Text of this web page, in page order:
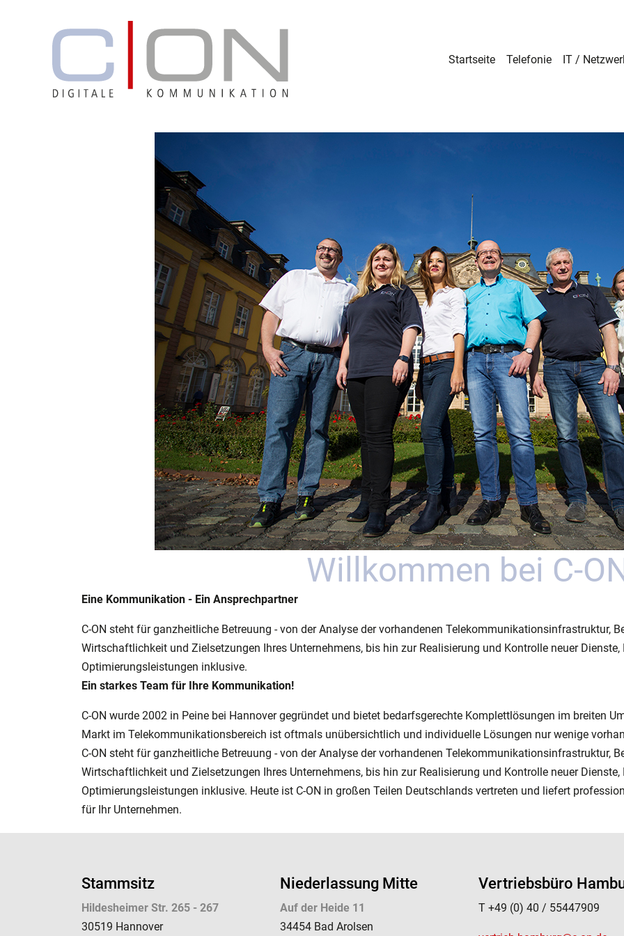
Startseite Telefonie IT /
Willkommen bei C-
Eine Kommunikation - Ein Ansprechpartner
C-ON steht für ganzheitliche Betreuung - von der Analyse der vorhandenen Telekommunikationsinfrastruktur,
Wirtschaftlichkeit und Zielsetzungen Ihres Unternehmens, bis hin zur Realisierung und Kontrolle neuer
Optimierungsleistungen inklusive.
Ein starkes Team für Ihre Kommunikation!
C-ON wurde 2002 in Peine bei Hannover gegründet und bietet bedarfsgerechte Komplettlösungen im breiten
Markt im Telekommunikationsbereich ist oftmals unübersichtlich und individuelle Lösungen nur wenige
C-ON steht für ganzheitliche Betreuung - von der Analyse der vorhandenen Telekommunikationsinfrastruktur,
Wirtschaftlichkeit und Zielsetzungen Ihres Unternehmens, bis hin zur Realisierung und Kontrolle neuer
Optimierungsleistungen inklusive. Heute ist C-ON in großen Teilen Deutschlands vertreten und liefert
für Ihr Unternehmen.
Stammsitz
Hildesheimer Str. 265 - 267
30519 Hannover
Niederlassung Mitte
Auf der Heide 11
34454 Bad Arolsen
Vertriebsbüro
T +49 (0) 40 / 55447909